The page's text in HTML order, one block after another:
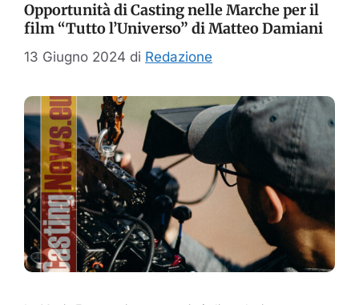
Opportunità di Casting nelle Marche per il
film “Tutto l’Universo” di Matteo Damiani
13 Giugno 2024 di Redazione